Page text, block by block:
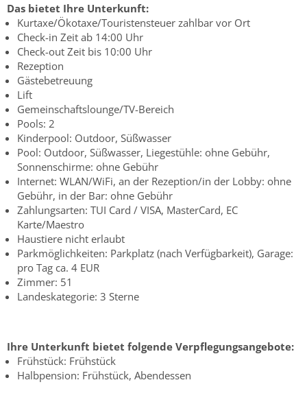
Das bietet Ihre Unterkunft:
Kurtaxe/Ökotaxe/Touristensteuer zahlbar vor Ort
Check-in Zeit ab 14:00 Uhr
Check-out Zeit bis 10:00 Uhr
Rezeption
Gästebetreuung
Lift
Gemeinschaftslounge/TV-Bereich
Pools: 2
Kinderpool: Outdoor, Süßwasser
Pool: Outdoor, Süßwasser, Liegestühle: ohne Gebühr,
Sonnenschirme: ohne Gebühr
Internet: WLAN/WiFi, an der Rezeption/in der Lobby: ohne
Gebühr, in der Bar: ohne Gebühr
Zahlungsarten: TUI Card / VISA, MasterCard, EC
Karte/Maestro
Haustiere nicht erlaubt
Parkmöglichkeiten: Parkplatz (nach Verfügbarkeit), Garage:
pro Tag ca. 4 EUR
Zimmer: 51
Landeskategorie: 3 Sterne
Ihre Unterkunft bietet folgende Verpflegungsangebote:
Frühstück: Frühstück
Halbpension: Frühstück, Abendessen